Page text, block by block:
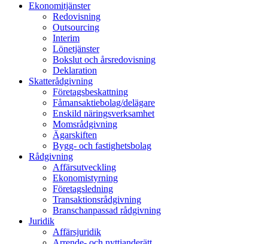
Ekonomitjänster
Redovisning
Outsourcing
Interim
Lönetjänster
Bokslut och årsredovisning
Deklaration
Skatterådgivning
Företagsbeskattning
Fåmansaktiebolag/delägare
Enskild näringsverksamhet
Momsrådgivning
Ägarskiften
Bygg- och fastighetsbolag
Rådgivning
Affärsutveckling
Ekonomistyrning
Företagsledning
Transaktionsrådgivning
Branschanpassad rådgivning
Juridik
Affärsjuridik